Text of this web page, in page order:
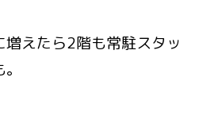
えたら2階も常駐スタッ